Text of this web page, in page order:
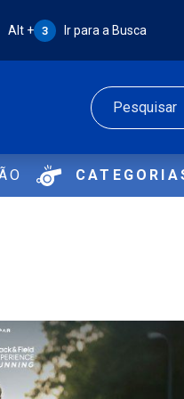
Atalho Alt + 3:
Alt + 3 Ir para a Busca